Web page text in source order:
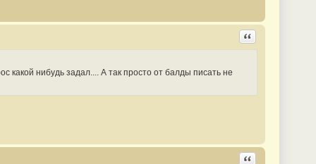
Ответить с
какой нибудь задал.... А так просто от балды писать не
Ответить с